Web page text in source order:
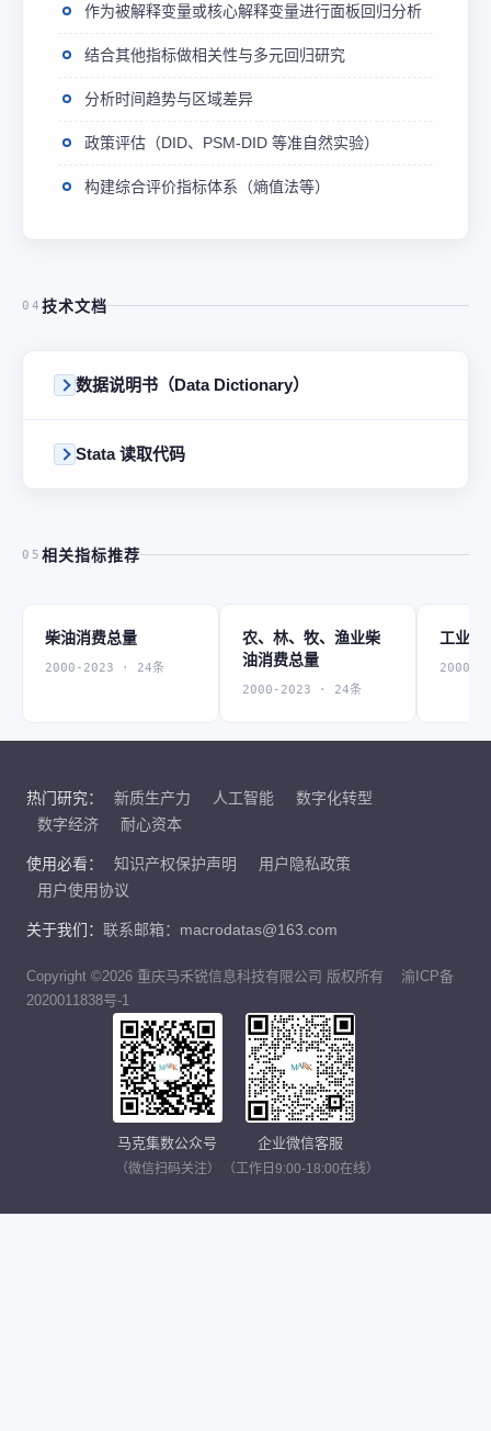
作为被解释变量或核心解释变量进行面板回归分析
结合其他指标做相关性与多元回归研究
分析时间趋势与区域差异
政策评估（DID、PSM-DID 等准自然实验）
构建综合评价指标体系（熵值法等）
04 技术文档
数据说明书（Data Dictionary）
Stata 读取代码
05 相关指标推荐
柴油消费总量
2000-2023 · 24条
农、林、牧、渔业柴
油消费总量
2000-2023 · 24条
工业柴
2000-
热门研究： 新质生产力 人工智能
数字化转型
数字经济
耐心资本
使用必看： 知识产权保护声明
用户隐私政策
用户使用协议
关于我们： 联系邮箱：macrodatas@163.com
Copyright ©2026 重庆马禾锐信息科技有限公司 版权所有
渝ICP备
2020011838号-1
马克集数公众号
（微信扫码关注）
企业微信客服
（工作日9:00-18:00在线）